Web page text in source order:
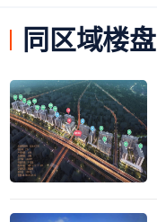
同区域楼盘